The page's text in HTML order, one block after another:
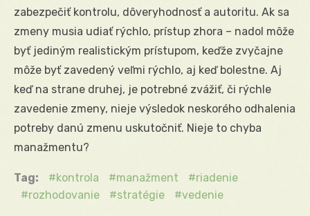
zabezpečiť kontrolu, dôveryhodnosť a autoritu. Ak sa
zmeny musia udiať rýchlo, prístup zhora – nadol môže
byť jediným realistickým prístupom, keďže zvyčajne
môže byť zavedený veľmi rýchlo, aj keď bolestne. Aj
keď na strane druhej, je potrebné zvážiť, či rýchle
zavedenie zmeny, nieje výsledok neskorého odhalenia
potreby danú zmenu uskutočniť. Nieje to chyba
manažmentu?
Tag: kontrola manažment
riadenie
rozhodovanie
stratégie vedenie